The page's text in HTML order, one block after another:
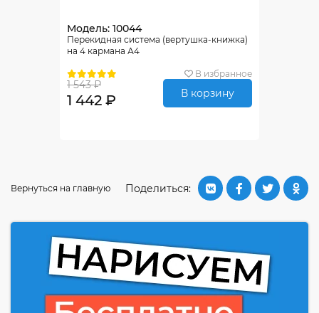
Модель: 10044
Перекидная система (вертушка-книжка)
на 4 кармана А4
В избранное
1 543 ₽
1 442 ₽ В корзину
Поделиться:
Вернуться на главную